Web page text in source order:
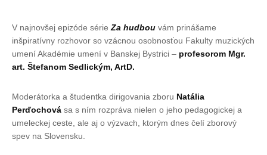
V najnovšej epizóde série Za hudbou vám prinášame
inšpiratívny rozhovor so vzácnou osobnosťou Fakulty muzických
umení Akadémie umení v Banskej Bystrici – profesorom Mgr.
art. Štefanom Sedlickým, ArtD.
Moderátorka a študentka dirigovania zboru Natália
Perďochová sa s ním rozpráva nielen o jeho pedagogickej a
umeleckej ceste, ale aj o výzvach, ktorým dnes čelí zborový
spev na Slovensku.